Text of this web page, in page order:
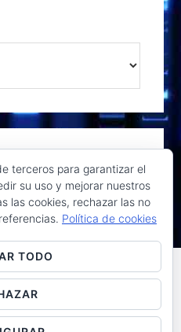
reservados© 2026 ·
terceros para garantizar el
su uso y mejorar nuestros
las cookies, rechazar las no
Política de cookies
TODO